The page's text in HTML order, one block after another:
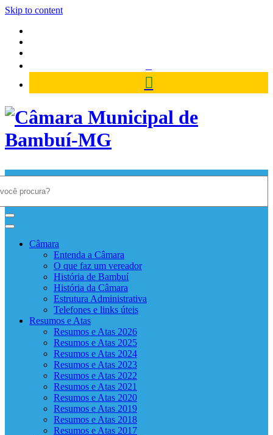
Skip to content
Câmara Municipal de Bambuí-
MG
Câmara
Entenda a Câmara
O que faz um vereador
História de Bambuí
História da Câmara
Estrutura Administrativa
Telefones e links úteis
Resumos e Atas
Resumos e Atas 2026
Resumos e Atas 2025
Resumos e Atas 2024
Resumos e Atas 2023
Resumos e Atas 2022
Resumos e Atas 2021
Resumos e Atas 2020
Resumos e Atas 2019
Resumos e Atas 2018
Resumos e Atas 2017